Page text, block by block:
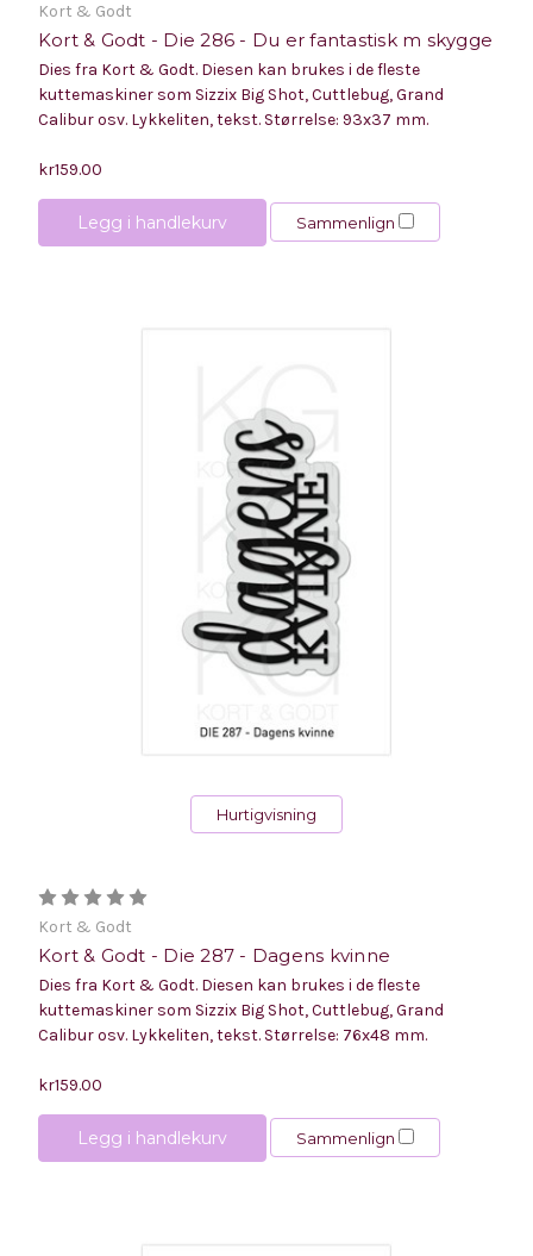
Kort & Godt
Kort & Godt - Die 286 - Du er fantastisk m skygge
Dies fra Kort & Godt. Diesen kan brukes i de fleste
kuttemaskiner som Sizzix Big Shot, Cuttlebug, Grand
Calibur osv. Lykkeliten, tekst. Størrelse: 93x37 mm.
kr159.00
Legg i handlekurv Sammenlign
Hurtigvisning
Kort & Godt
Kort & Godt - Die 287 - Dagens kvinne
Dies fra Kort & Godt. Diesen kan brukes i de fleste
kuttemaskiner som Sizzix Big Shot, Cuttlebug, Grand
Calibur osv. Lykkeliten, tekst. Størrelse: 76x48 mm.
kr159.00
Legg i handlekurv Sammenlign